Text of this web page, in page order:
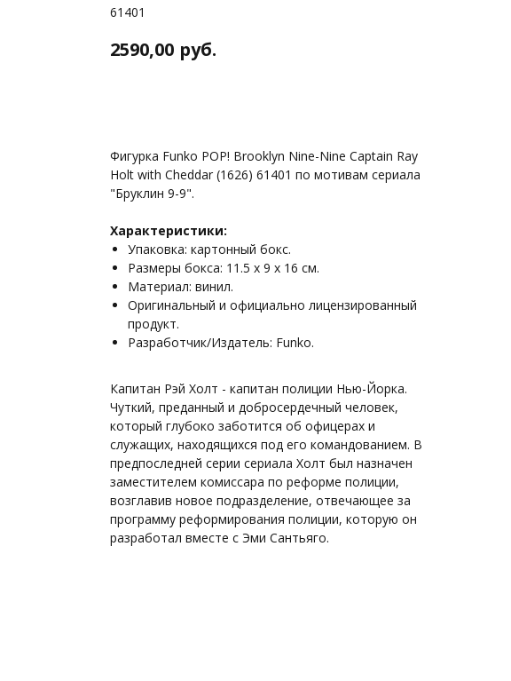
61401
2590,00 руб.
Фигурка Funko POP! Brooklyn Nine-Nine Captain Ray
Holt with Cheddar (1626) 61401 по мотивам сериала
"Бруклин 9-9".
Характеристики:
Упаковка: картонный бокс.
Размеры бокса: 11.5 х 9 х 16 см.
Материал: винил.
Оригинальный и официально лицензированный
продукт.
Разработчик/Издатель: Funko.
Капитан Рэй Холт - капитан полиции Нью-Йорка.
Чуткий, преданный и добросердечный человек,
который глубоко заботится об офицерах и
служащих, находящихся под его командованием. В
предпоследней серии сериала Холт был назначен
заместителем комиссара по реформе полиции,
возглавив новое подразделение, отвечающее за
программу реформирования полиции, которую он
разработал вместе с Эми Сантьяго.